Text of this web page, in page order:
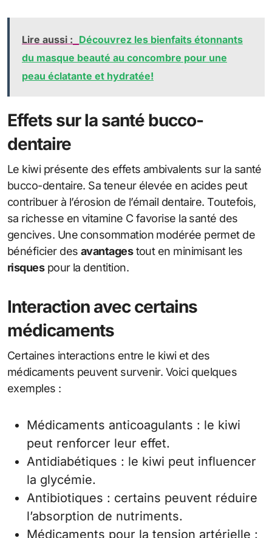
Lire aussi : Découvrez les bienfaits étonnants
du masque beauté au concombre pour une
peau éclatante et hydratée!
Effets sur la santé bucco-
dentaire
Le kiwi présente des effets ambivalents sur la santé
bucco-dentaire. Sa teneur élevée en acides peut
contribuer à l’érosion de l’émail dentaire. Toutefois,
sa richesse en vitamine C favorise la santé des
gencives. Une consommation modérée permet de
bénéficier des avantagestout en minimisant les
risquespour la dentition.
Interaction avec certains
médicaments
Certaines interactions entre le kiwi et des
médicaments peuvent survenir. Voici quelques
exemples :
Médicaments anticoagulants : le kiwi
peut renforcer leur effet.
Antidiabétiques : le kiwi peut influencer
la glycémie.
Antibiotiques : certains peuvent réduire
l’absorption de nutriments.
Médicaments pour la tension artérielle :